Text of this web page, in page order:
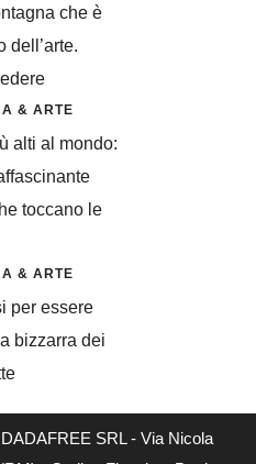
che è
dell’arte.
& ARTE
alti al mondo:
toccano le
& ARTE
per essere
bizzarra dei
SRL - Via Nicola